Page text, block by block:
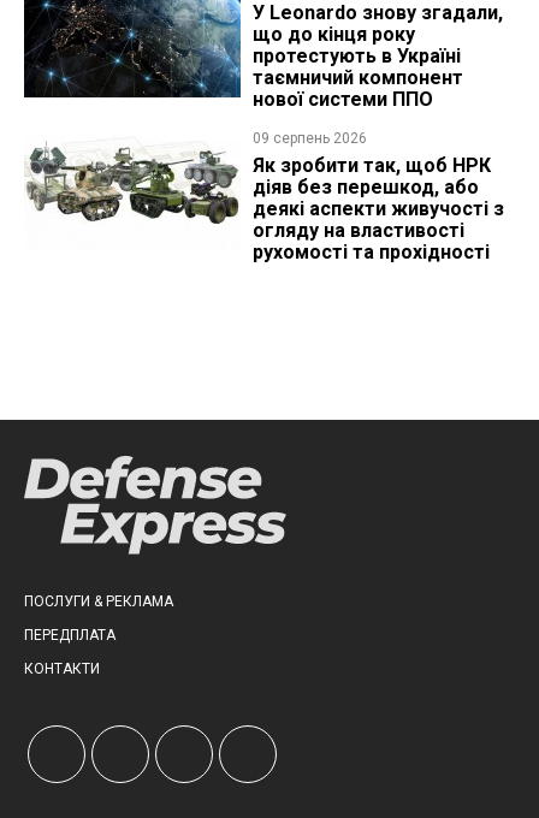
У Leonardo знову згадали,
що до кінця року
протестують в Україні
таємничий компонент
нової системи ППО
09 серпень 2026
Як зробити так, щоб НРК
діяв без перешкод, або
деякі аспекти живучості з
огляду на властивості
рухомості та прохідності
ПОСЛУГИ & РЕКЛАМА
ПЕРЕДПЛАТА
КОНТАКТИ